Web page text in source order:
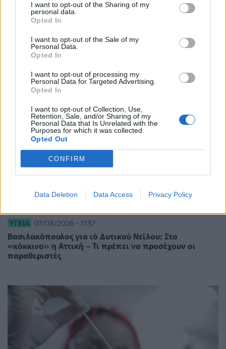
I want to opt-out of the Sharing of my
personal data.
Opted In
I want to opt-out of the Sale of my
Personal Data.
Opted In
I want to opt-out of processing my
Personal Data for Targeted Advertising.
Opted In
I want to opt-out of Collection, Use,
Retention, Sale, and/or Sharing of my
Personal Data that Is Unrelated with the
Purposes for which it was collected.
Opted Out
CONFIRM
Data Deletion Data Access Privacy Policy
ΣΧΕΤΙΚΑ ΑΡΘΡΑ
ΥΓΕΊΑ 07/08/2026 - 11:57
Βασιλακόπουλος για ιό Δυτικού Νείλου: Στο
«κόκκινο» η Αττική – Τι πρέπει να προσέχουν οι
παραθεριστές